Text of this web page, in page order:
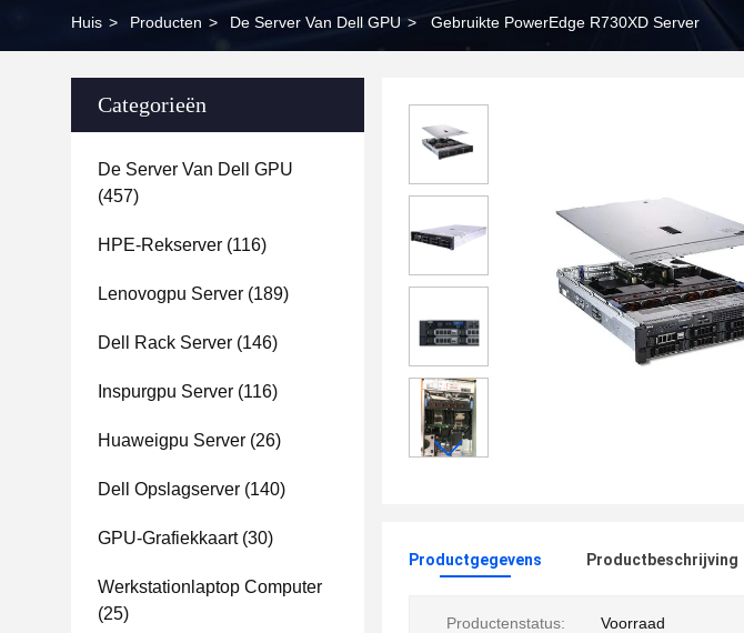
Huis > Producten > De Server Van Dell GPU > Gebruikte PowerEdge R730XD Server
Categorieën
De Server Van Dell GPU
(457)
HPE-Rekserver (116)
Lenovogpu Server (189)
Dell Rack Server (146)
Inspurgpu Server (116)
Huaweigpu Server (26)
Dell Opslagserver (140)
GPU-Grafiekkaart(30)
Werkstationlaptop Computer
(25)
Productgegevens Productbeschrijving
Productenstatus: Voorraad